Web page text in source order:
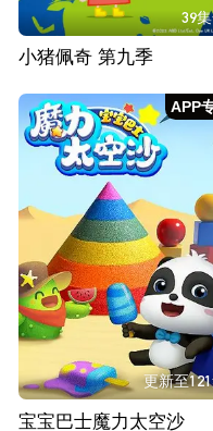
39
小猪佩奇 第九季
APP
更新至
宝宝巴士魔力太空沙